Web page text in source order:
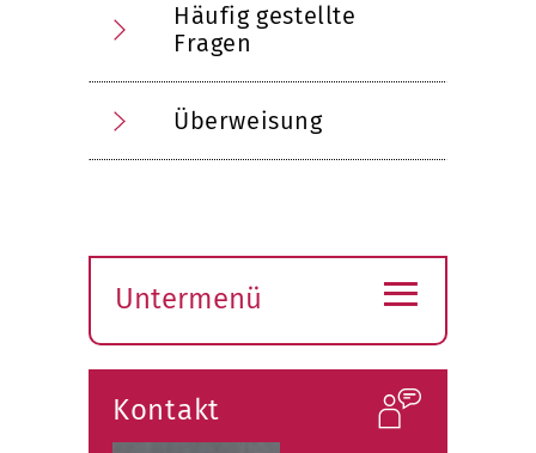
Häufig gestellte
Fragen
Überweisung
Untermenü
öffnen
≡
Kontakt